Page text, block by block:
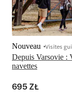
Depuis Varsovie
navettes
Nouveau Visites
695 ZŁ